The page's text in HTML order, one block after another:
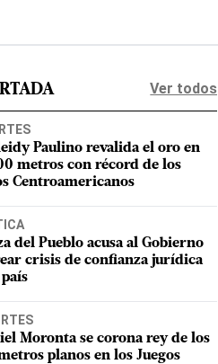
Ver todos
Paulino revalida el oro en
metros con récord de los
Centroamericanos
del Pueblo acusa al Gobierno
crisis de confianza jurídica
Moronta se corona rey de los
planos en los Juegos